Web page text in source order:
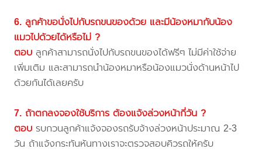
6. ลูกค้าขอนั่งไปกับรถขนของด้วย และมีน้องหมากับน้อง
แมวไปด้วยได้หรือไม่ ?
ตอบ ลูกค้าสามารถนั่งไปกับรถขนของได้ฟรีๆ ไม่มีค่าใช้จ่าย
เพิ่มเติม และสามารถนำน้องหมาหรือน้องแมวนั่งด้านหน้าไป
ด้วยกันได้เลยครับ
7. ถ้าตกลงจองใช้บริการ ต้องแจ้งล่วงหน้ากี่วัน ?
ตอบ รบกวนลูกค้าแจ้งจองรถรับจ้างล่วงหน้าประมาณ 2-3
วัน ถ้าแจ้งกระทันหันทางเราจะตรวจสอบคิวรถให้ครับ